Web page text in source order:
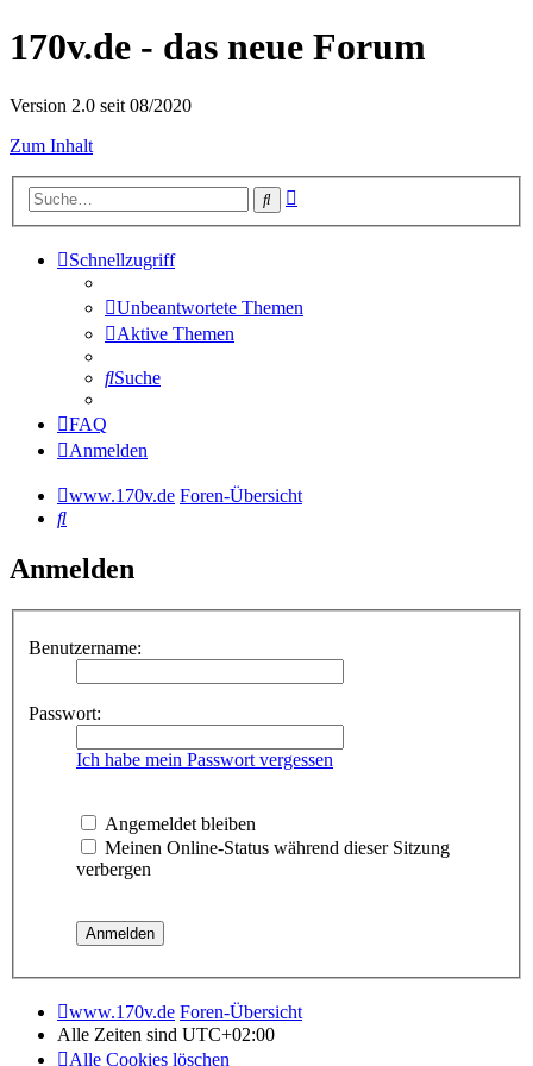
170v.de - das neue Forum
Version 2.0 seit 08/2020
Zum Inhalt
Suche
Schnellzugriff
Unbeantwortete Themen
Aktive Themen
Suche
FAQ
Anmelden
www.170v.de Foren-Übersicht
Suche
Anmelden
Benutzername:
Passwort:
Ich habe mein Passwort vergessen
Angemeldet bleiben
Meinen Online-Status während dieser Sitzung
verbergen
www.170v.de Foren-Übersicht
Alle Zeiten sind UTC+02:00
Alle Cookies löschen